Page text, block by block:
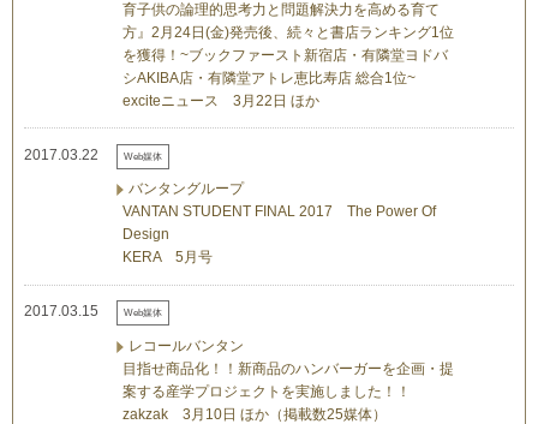
育子供の論理的思考力と問題解決力を高める育て
方』2月24日(金)発売後、続々と書店ランキング1位
を獲得！~ブックファースト新宿店・有隣堂ヨドバ
シAKIBA店・有隣堂アトレ恵比寿店 総合1位~
exciteニュース 3月22日 ほか
2017.03.22 Web媒体
バンタングループ
VANTAN STUDENT FINAL 2017 The Power Of
Design
KERA 5月号
2017.03.15 Web媒体
レコールバンタン
目指せ商品化！！新商品のハンバーガーを企画・提
案する産学プロジェクトを実施しました！！
zakzak 3月10日 ほか（掲載数25媒体）